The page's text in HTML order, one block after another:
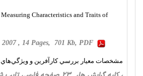
Characteristics and Traits of
, 14 Pages, 701 Kb, PDF
مشخصات معيار بررسي كارآفرين و ويژگي‌هاي